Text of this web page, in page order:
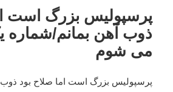
پرسپولیس بزرگ است
ذوب آهن بمانم/شماره
می شوم
پرسپولیس بزرگ است اما صلاح بود ذوب